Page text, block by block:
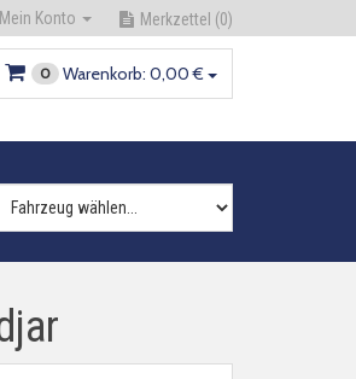
Mein Konto Merkzettel (0)
0 Warenkorb: 0,00 €